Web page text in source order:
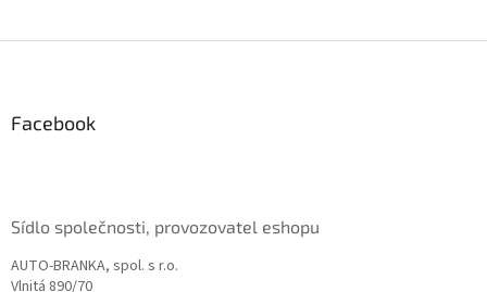
Facebook
Sídlo společnosti, provozovatel eshopu
AUTO-BRANKA, spol. s r.o.
Vlnitá 890/70